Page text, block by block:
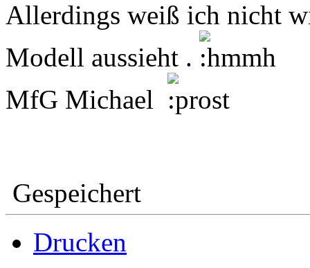
Allerdings weiß ich nicht
Modell aussieht .
MfG Michael
Gespeichert
Drucken